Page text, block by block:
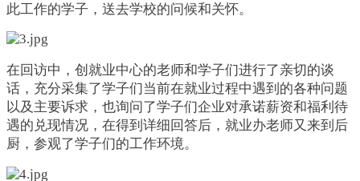
此工作的学子，送去学校的问候和关怀。
在回访中，创就业中心的老师和学子们进行了亲切的谈
话，充分采集了学子们当前在就业过程中遇到的各种问题
以及主要诉求，也询问了学子们企业对承诺薪资和福利待
遇的兑现情况，在得到详细回答后，就业办老师又来到后
厨，参观了学子们的工作环境。